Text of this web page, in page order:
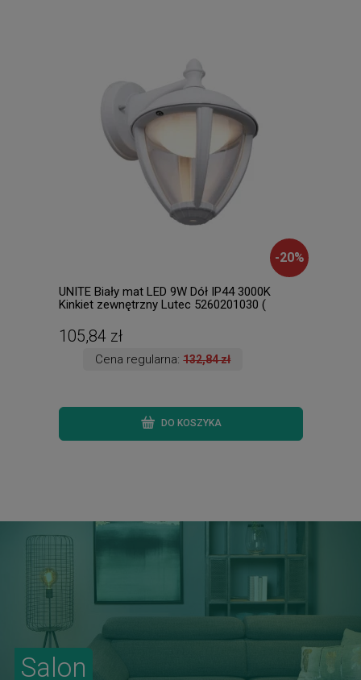
-20%
UNITE Biały mat LED 9W Dół IP44 3000K
Kinkiet zewnętrzny Lutec 5260201030 (
105,84 zł
Cena regularna:132,84 zł
DO KOSZYKA
Salon